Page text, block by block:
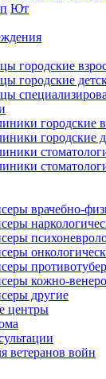
Ют
городские
городские
городские
городские
врачебно-
кожно-
другие
центры
ветеранов войн